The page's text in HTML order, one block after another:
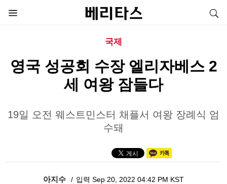
국제
영국 성공회 수장 엘리자베스 2
세 여왕 잠들다
19일 오전 웨스트민스터 채플서 여왕 장례식 엄
수돼
아지수 입력 Sep 20, 2022 04:42 PM KST